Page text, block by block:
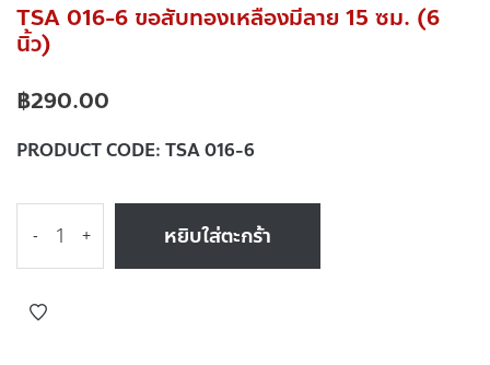
TSA 016-6 ขอสับทองเหลืองมีลาย 15 ซม. (6
นิ้ว)
฿290.00
PRODUCT CODE: TSA 016-6
- + หยิบใส่ตะกร้า